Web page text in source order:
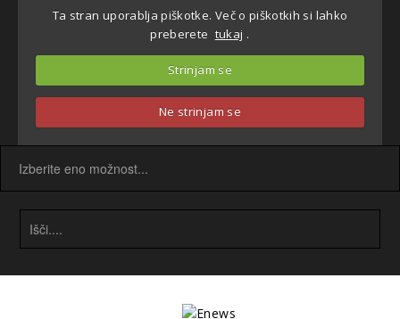
Ta stran uporablja piškotke. Več o piškotkih si lahko
preberete tukaj .
Strinjam se
Ne strinjam se